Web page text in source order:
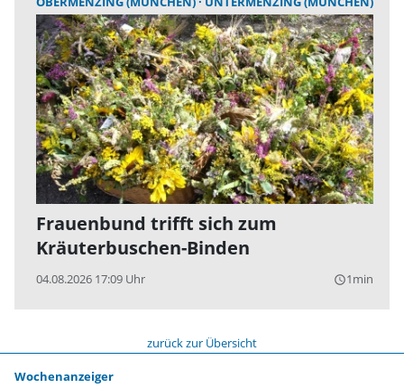
Frauenbund trifft sich zum
Kräuterbuschen-Binden
04.08.2026 17:09 Uhr query_builder1min
zurück zur Übersicht
Wochenanzeiger